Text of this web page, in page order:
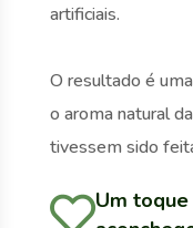
artificiais.
O resultado é
o aroma natural
tivessem sido
Um